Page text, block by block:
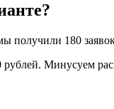
получили 180
Минусуем